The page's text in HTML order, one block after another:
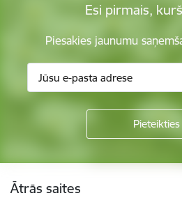
Esi pirmais,
Piesakies jaunumu
Ātrās saites